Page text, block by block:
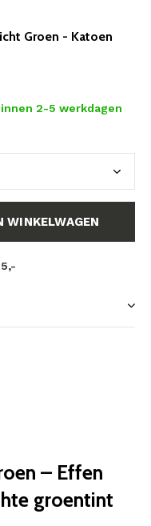
Groen - Katoen
2-5 werkdagen
WINKELWAGEN
– Effen
groentint